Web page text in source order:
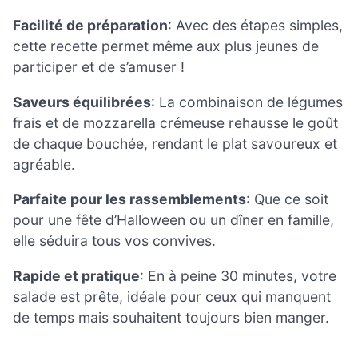
Facilité de préparation: Avec des étapes simples,
cette recette permet même aux plus jeunes de
participer et de s’amuser !
Saveurs équilibrées: La combinaison de légumes
frais et de mozzarella crémeuse rehausse le goût
de chaque bouchée, rendant le plat savoureux et
agréable.
Parfaite pour les rassemblements: Que ce soit
pour une fête d’Halloween ou un dîner en famille,
elle séduira tous vos convives.
Rapide et pratique: En à peine 30 minutes, votre
salade est prête, idéale pour ceux qui manquent
de temps mais souhaitent toujours bien manger.